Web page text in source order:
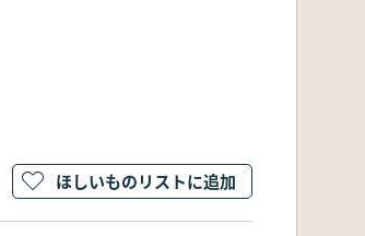
ほしいものリストに追加